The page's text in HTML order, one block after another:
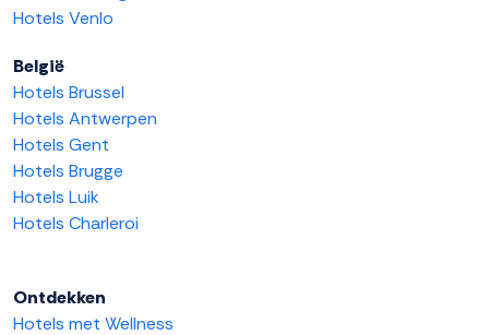
Hotels Venlo
België
Hotels Brussel
Hotels Antwerpen
Hotels Gent
Hotels Brugge
Hotels Luik
Hotels Charleroi
Ontdekken
Hotels met Wellness